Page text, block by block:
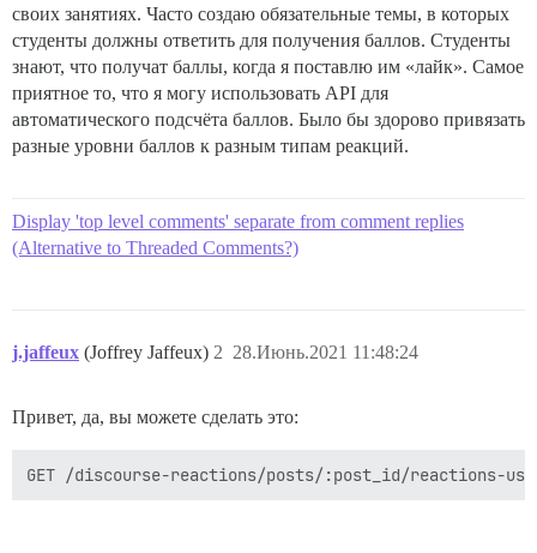
своих занятиях. Часто создаю обязательные темы, в которых
студенты должны ответить для получения баллов. Студенты
знают, что получат баллы, когда я поставлю им «лайк». Самое
приятное то, что я могу использовать API для
автоматического подсчёта баллов. Было бы здорово привязать
разные уровни баллов к разным типам реакций.
Display 'top level comments' separate from comment replies
(Alternative to Threaded Comments?)
j.jaffeux (Joffrey Jaffeux) 28.Июнь.2021 11:48:24
2
Привет, да, вы можете сделать это: